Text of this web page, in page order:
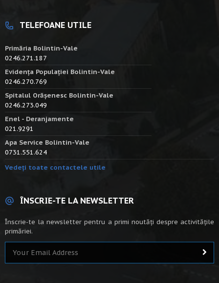
TELEFOANE UTILE
Primăria Bolintin-Vale
0246.271.187
Evidența Populației Bolintin-Vale
0246.270.769
Spitalul Orășenesc Bolintin-Vale
0246.273.049
Enel - Deranjamente
021.9291
Apa Service Bolintin-Vale
0731.551.624
Vedeți toate contactele utile
ÎNSCRIE-TE LA NEWSLETTER
Înscrie-te la newsletter pentru a primi noutăți despre activitățile
primăriei.